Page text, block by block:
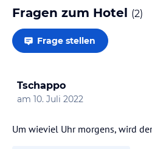
Fragen zum Hotel (2)
Frage stellen
Tschappo
am 10. Juli 2022
Um wieviel Uhr morgens, wird